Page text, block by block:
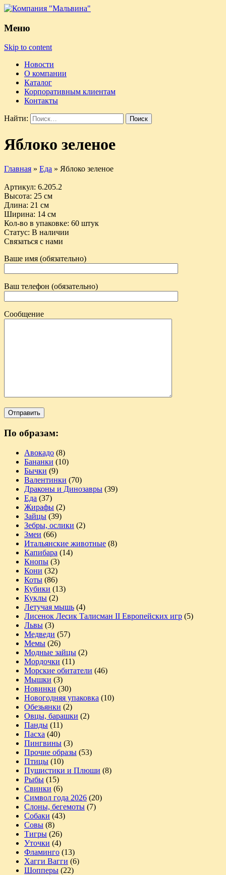
Меню
Skip to content
Новости
О компании
Каталог
Корпоративным клиентам
Контакты
Найти:
Яблоко зеленое
Главная » Еда » Яблоко зеленое
Артикул: 6.205.2
Высота: 25 см
Длина: 21 см
Ширина: 14 см
Кол-во в упаковке: 60 штук
Статус: В наличии
Связаться с нами
Ваше имя (обязательно)
Ваш телефон (обязательно)
Сообщение
По образам:
Авокадо (8)
Бананки (10)
Бычки (9)
Валентинки (70)
Драконы и Динозавры (39)
Еда (37)
Жирафы (2)
Зайцы (39)
Зебры, ослики (2)
Змеи (66)
Итальянские животные (8)
Капибара (14)
Кнопы (3)
Кони (32)
Коты (86)
Кубики (13)
Куклы (2)
Летучая мышь (4)
Лисенок Лесик Талисман II Европейских игр (5)
Львы (3)
Медведи (57)
Мемы (26)
Модные зайцы (2)
Мордочки (11)
Морские обитатели (46)
Мышки (3)
Новинки (30)
Новогодняя упаковка (10)
Обезьянки (2)
Овцы, барашки (2)
Панды (11)
Пасха (40)
Пингвины (3)
Прочие образы (53)
Птицы (10)
Пушистики и Плюши (8)
Рыбы (15)
Свинки (6)
Символ года 2026 (20)
Слоны, бегемоты (7)
Собаки (43)
Совы (8)
Тигры (26)
Уточки (4)
Фламинго (13)
Хагги Вагги (6)
Шопперы (22)